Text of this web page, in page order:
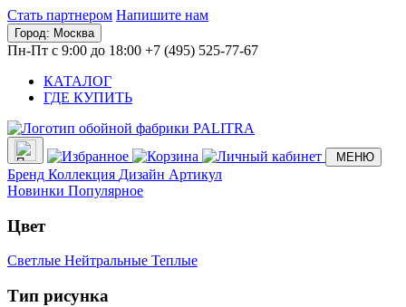
Стать партнером Напишите нам
Город: Москва
Пн-Пт с 9:00 до 18:00 +7 (495) 525-77-67
КАТАЛОГ
ГДЕ КУПИТЬ
МЕНЮ
Бренд Коллекция Дизайн Артикул
Новинки Популярное
Цвет
Светлые Нейтральные Теплые
Тип рисунка